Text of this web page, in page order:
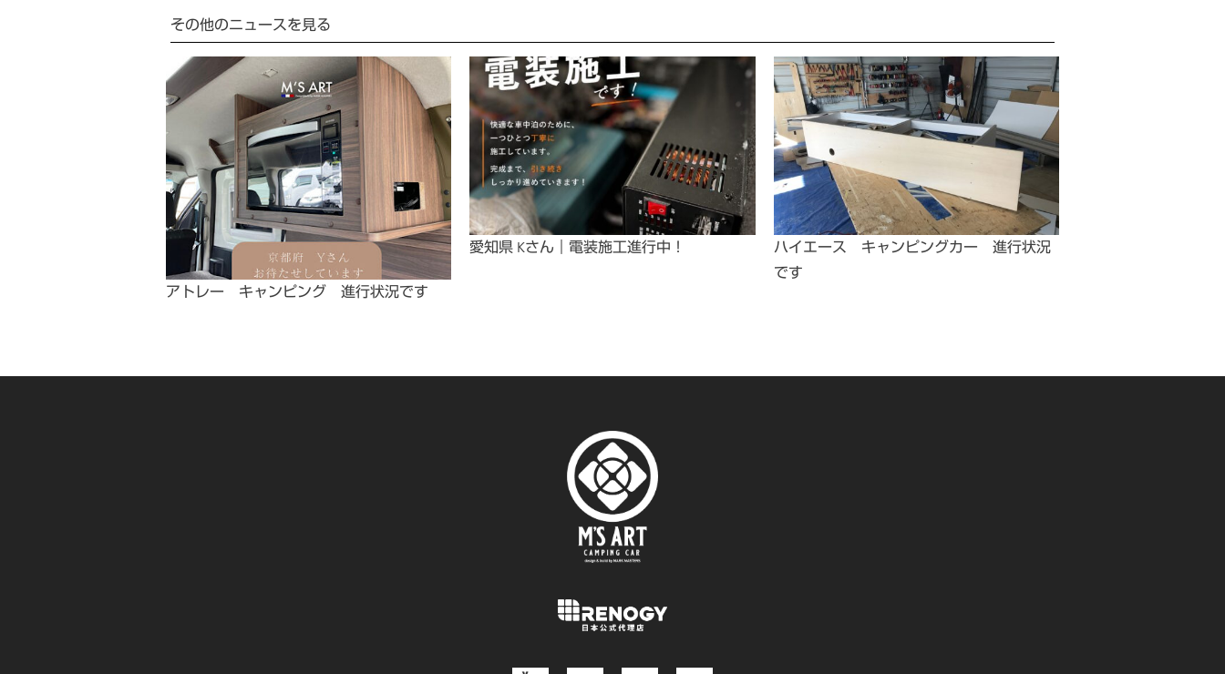
その他のニュースを見る
アトレー キャンピング 進行状況です
愛知県 Kさん｜電装施工進行中！
ハイエース キャンピングカー 進行状況
です